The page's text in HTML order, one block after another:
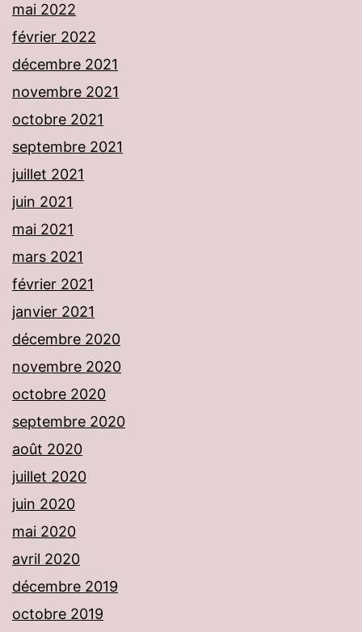
mai 2022
février 2022
décembre 2021
novembre 2021
octobre 2021
septembre 2021
juillet 2021
juin 2021
mai 2021
mars 2021
février 2021
janvier 2021
décembre 2020
novembre 2020
octobre 2020
septembre 2020
août 2020
juillet 2020
juin 2020
mai 2020
avril 2020
décembre 2019
octobre 2019